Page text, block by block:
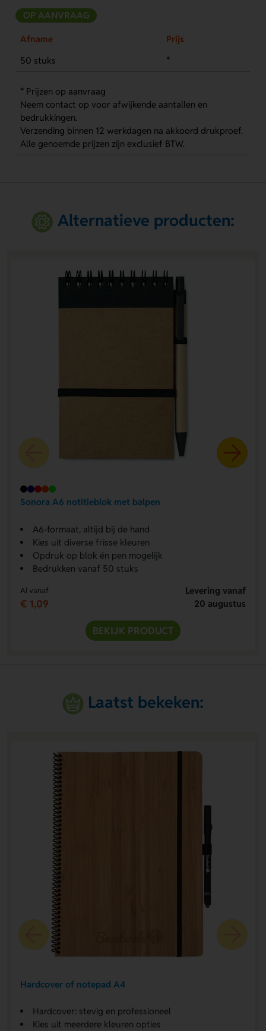
OP AANVRAAG
Afname
Prijs
50 stuks
*
* Prijzen op aanvraag
Neem contact op voor afwijkende aantallen en
bedrukkingen.
Verzending binnen 12 werkdagen na akkoord drukproef.
Alle genoemde prijzen zijn exclusief BTW.
Alternatieve producten:
Sonora A6 notitieblok met balpen
A6-formaat, altijd bij de hand
Kies uit diverse frisse kleuren
Opdruk op blok én pen mogelijk
Bedrukken vanaf 50 stuks
Al vanaf
€ 1,09
Levering vanaf
20 augustus
BEKIJK PRODUCT
Laatst bekeken:
Hardcover of notepad A4
Hardcover: stevig en professioneel
Kies uit meerdere kleuren opties